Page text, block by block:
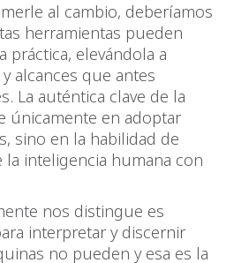
al cambio, deberíamos
herramientas pueden
práctica, elevándola a
alcances que antes
La auténtica clave de la
únicamente en adoptar
sino en la habilidad de
inteligencia humana con
nos distingue es
interpretar y discernir
no pueden y esa es la